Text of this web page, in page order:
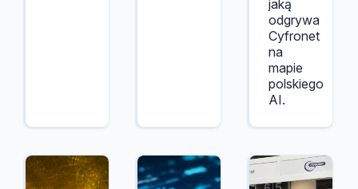
jaką
odgrywa
Cyfronet
na
mapie
polskiego
AI.